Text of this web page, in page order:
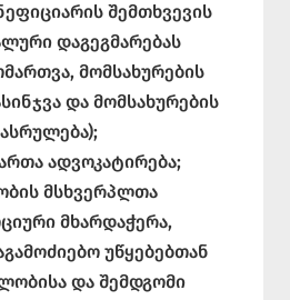
შემთხვევის
დაგეგმარებას
მომსახურების
და მომსახურების
ადვოკატირება;
მსხვერპლთა
მხარდაჭერა,
უწყებებთან
და შემდგომი